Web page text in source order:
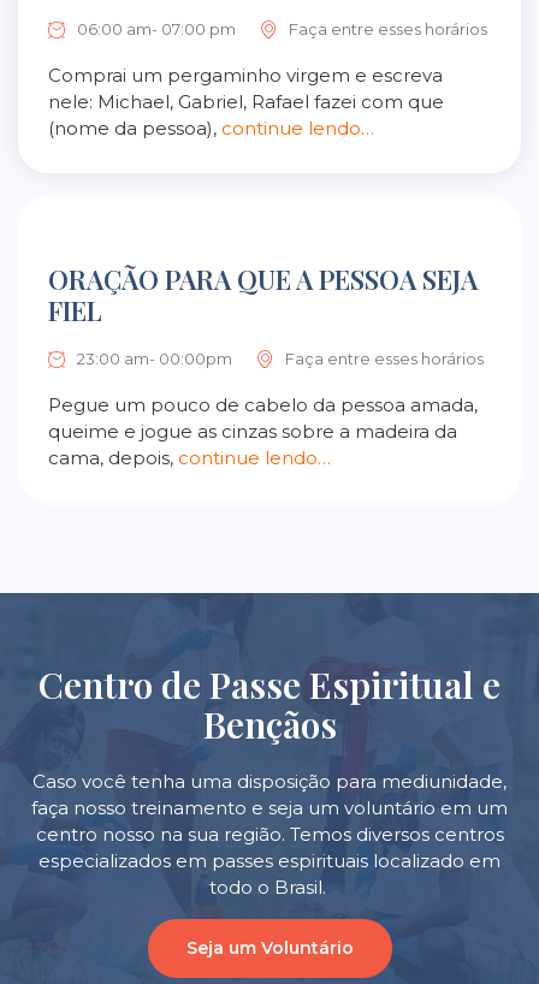
06:00 am- 07:00 pm Faça entre esses horários
Comprai um pergaminho virgem e escreva
nele: Michael, Gabriel, Rafael fazei com que
(nome da pessoa), continue lendo…
ORAÇÃO PARA QUE A PESSOA SEJA
FIEL
23:00 am- 00:00pm Faça entre esses horários
Pegue um pouco de cabelo da pessoa amada,
queime e jogue as cinzas sobre a madeira da
cama, depois, continue lendo…
Centro de Passe Espiritual e
Bençãos
Caso você tenha uma disposição para mediunidade,
faça nosso treinamento e seja um voluntário em um
centro nosso na sua região. Temos diversos centros
especializados em passes espirituais localizado em
todo o Brasil.
Seja um Voluntário